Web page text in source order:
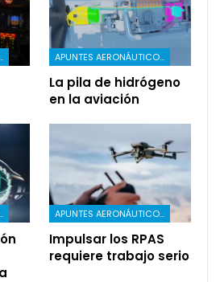
APUNTES AERONÁUTICOS
La pila de hidrógeno
en la aviación
APUNTES AERONÁUTICOS
Impulsar los RPAS
requiere trabajo serio